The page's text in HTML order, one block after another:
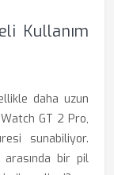
Kullanım
daha uzun
GT 2 Pro,
sunabiliyor.
bir pil